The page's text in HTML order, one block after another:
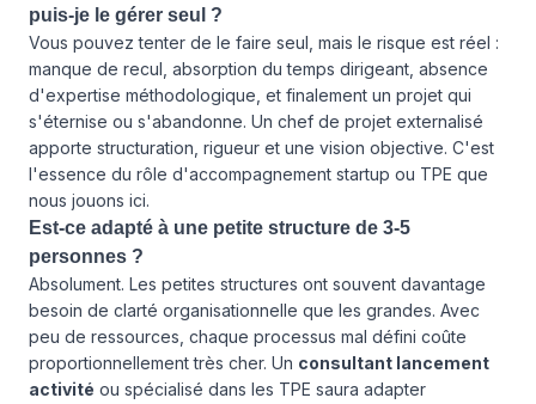
puis-je le gérer seul ?
Vous pouvez tenter de le faire seul, mais le risque est réel :
manque de recul, absorption du temps dirigeant, absence
d'expertise méthodologique, et finalement un projet qui
s'éternise ou s'abandonne. Un chef de projet externalisé
apporte structuration, rigueur et une vision objective. C'est
l'essence du rôle d'accompagnement startup ou TPE que
nous jouons ici.
Est-ce adapté à une petite structure de 3-5
personnes ?
Absolument. Les petites structures ont souvent davantage
besoin de clarté organisationnelle que les grandes. Avec
peu de ressources, chaque processus mal défini coûte
proportionnellement très cher. Un consultant lancement
activité ou spécialisé dans les TPE saura adapter